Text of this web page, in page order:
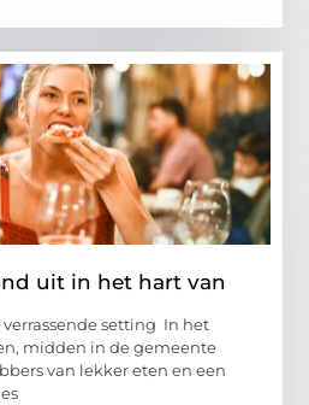
uit in het hart van
setting In het
midden in de gemeente
van lekker eten en een